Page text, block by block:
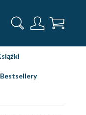
Bestsellery